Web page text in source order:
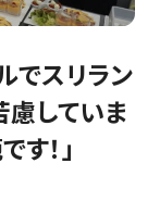
でスリラン
慮していま
！」